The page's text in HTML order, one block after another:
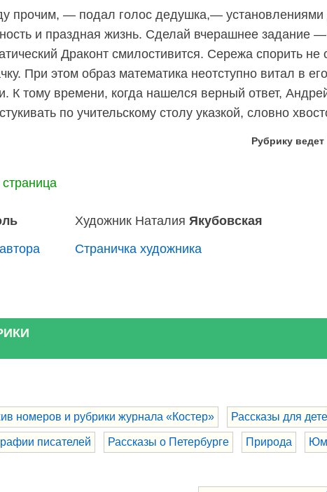
прочим, — подал голос дедушка,— установлениями
и праздная жизнь. Сделай вчерашнее задание
Драконт смилостивится. Сережа спорить не
При этом образ математика неотступно витал в его
К тому времени, когда нашелся верный ответ,
по учительскому столу указкой, словно
Рубрику
Художник Наталия Якубовская
Страничка художника
номеров и рубрики журнала «Костер» Рассказы для
писателей Рассказы о Петербурге Природа